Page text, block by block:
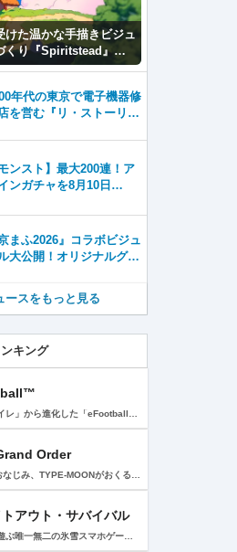
た温かな手描きビジュ
くり『Spiritstead』本
年代の東京で電子機器修
を営む『リ・ストーリ
モンスト】最大200連！ア
ンガチャを8月10日
京まふ2026』コラボビジュ
大公開！オリジナルグッ
ースをもっと見る
キング
Order
アウト・サバイバル